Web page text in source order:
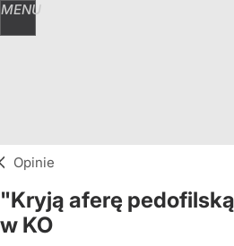
MENU
Opinie
"Kryją aferę
w KO